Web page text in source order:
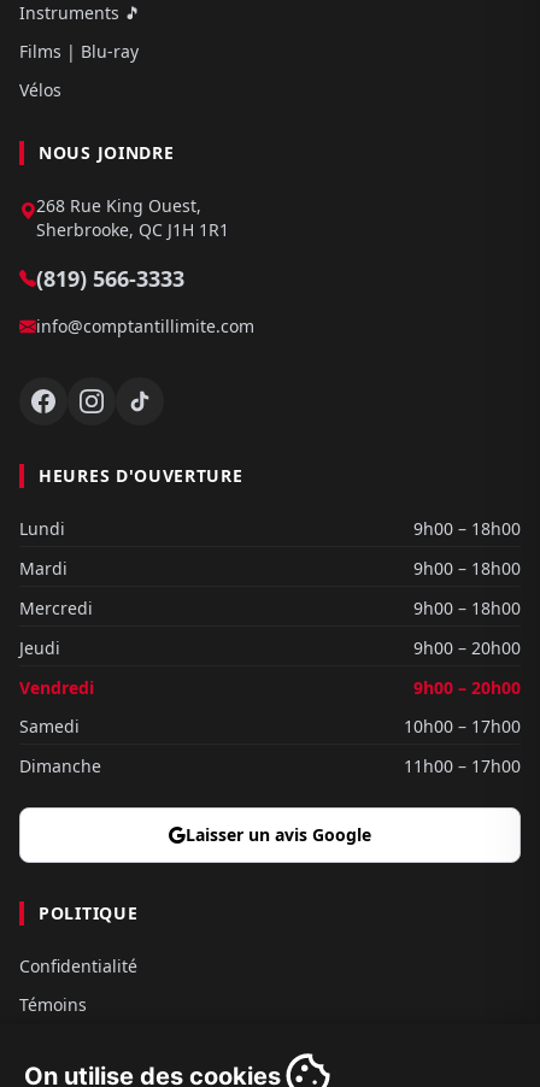
On utilise des cookies
Instruments 🎵
Films | Blu-ray
Vélos
NOUS JOINDRE
268 Rue King Ouest,
Sherbrooke, QC J1H 1R1
(819) 566-3333
info@comptantillimite.com
HEURES D'OUVERTURE
Lundi
9h00 – 18h00
Mardi
9h00 – 18h00
Mercredi
9h00 – 18h00
Jeudi
9h00 – 20h00
Vendredi
9h00 – 20h00
Samedi
10h00 – 17h00
Dimanche
11h00 – 17h00
Laisser un avis Google
POLITIQUE
Confidentialité
Témoins
Conditions